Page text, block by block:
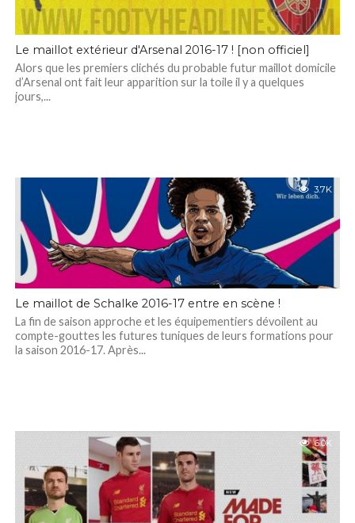
Le maillot extérieur d'Arsenal 2016-17 ! [non officiel]
Alors que les premiers clichés du probable futur maillot domicile
d’Arsenal ont fait leur apparition sur la toile il y a quelques
jours,...
3.7K
Le maillot de Schalke 2016-17 entre en scène !
La fin de saison approche et les équipementiers dévoilent au
compte-gouttes les futures tuniques de leurs formations pour
la saison 2016-17. Après...
6.0K